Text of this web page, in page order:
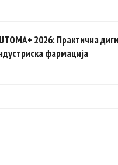
2026: Практична
фармација